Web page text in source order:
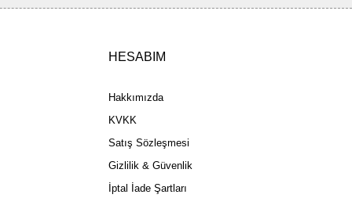
HESABIM
Hakkımızda
KVKK
Satış Sözleşmesi
Gizlilik & Güvenlik
İptal İade Şartları